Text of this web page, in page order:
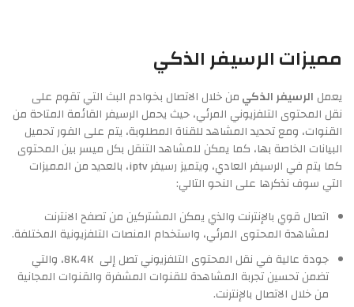
مميزات الرسيفر الذكي
يعمل الرسيفر الذكيمن خلال الاتصال بخوادم البث التي تقوم على
نقل المحتوى التلفزيوني المرئي، حيث يحمل الرسيفر القائمة المتاحة من
القنوات، ومع تحديد المشاهد للقناة المطلوبة، يتم على الفور تحميل
البيانات الخاصة بها، كما يمكن للمشاهد التنقل بكل ميسر بين المحتوى
كما يتم في الرسيفر العادي، ويتميز رسيفر iptv، بالعديد من المميزات
التي سوف نذكرها على النحو التالي:
اتصال قوي بالإنترنت والذي يمكن المشتركين من تصفح الانترنت
لمشاهدة المحتوى المرئي، واستخدام المنصات التلفزيونية المختلفة.
جودة عالية في نقل المحتوى التلفزيوني تصل إلى 8K،4K، والتي
تضمن تحسين تجربة المشاهدة للقنوات المشفرة والقنوات المجانية
من خلال الاتصال بالإنترنت.